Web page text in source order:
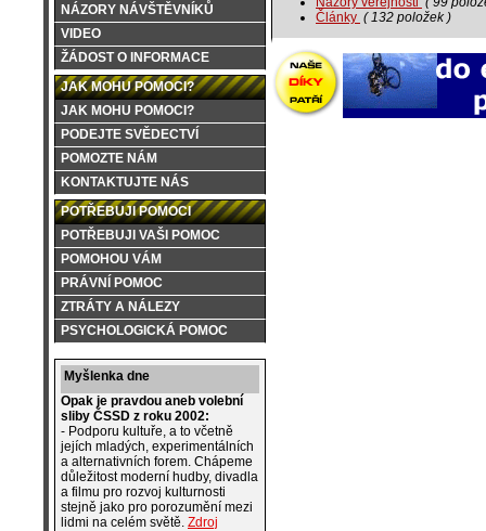
NÁZORY NÁVŠTĚVNÍKŮ
VIDEO
ŽÁDOST O INFORMACE
JAK MOHU POMOCI?
JAK MOHU POMOCI?
PODEJTE SVĚDECTVÍ
POMOZTE NÁM
KONTAKTUJTE NÁS
POTŘEBUJI POMOCI
POTŘEBUJI VAŠI POMOC
POMOHOU VÁM
PRÁVNÍ POMOC
ZTRÁTY A NÁLEZY
PSYCHOLOGICKÁ POMOC
Myšlenka dne
Opak je pravdou aneb volební
sliby ČSSD z roku 2002:
- Podporu kultuře, a to včetně
jejích mladých, experimentálních
a alternativních forem. Chápeme
důležitost moderní hudby, divadla
a filmu pro rozvoj kulturnosti
stejně jako pro porozumění mezi
lidmi na celém světě. Zdroj
Články ( 132 položek )